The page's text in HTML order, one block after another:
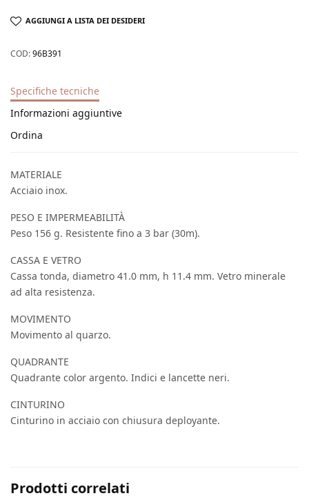
AGGIUNGI A LISTA DEI DESIDERI
COD:96B391
Specifiche tecniche
Informazioni aggiuntive
Ordina
MATERIALE
Acciaio inox.
PESO E IMPERMEABILITÀ
Peso 156 g. Resistente fino a 3 bar (30m).
CASSA E VETRO
Cassa tonda, diametro 41.0 mm, h 11.4 mm. Vetro minerale
ad alta resistenza.
MOVIMENTO
Movimento al quarzo.
QUADRANTE
Quadrante color argento. Indici e lancette neri.
CINTURINO
Cinturino in acciaio con chiusura deployante.
Prodotti correlati